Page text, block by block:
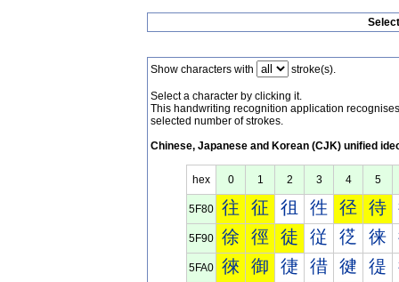
Show characters with stroke(s).
Select a character by clicking it.
This handwriting recognition application
selected number of strokes.
Chinese, Japanese and Korean (CJK) unified
hex 0 1 2 3 4 5
5F80 往 征 徂 徃 径 待
5F90 徐 徑 徒 従 徔 徕
5FA0 徠 御 徢 徣 徤 徥